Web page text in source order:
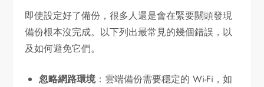
即使設定好了備份，很多人還是會在緊要關頭發現
備份根本沒完成。以下列出最常見的幾個錯誤，以
及如何避免它們。
忽略網路環境：雲端備份需要穩定的 Wi-Fi，如